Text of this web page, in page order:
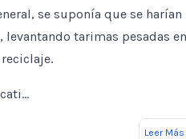
se suponía que se harían
tarimas pesadas
Leer Más